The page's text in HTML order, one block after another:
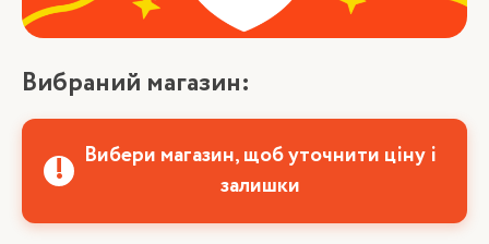
Вибраний магазин:
Вибери магазин, щоб уточнити ціну і
залишки